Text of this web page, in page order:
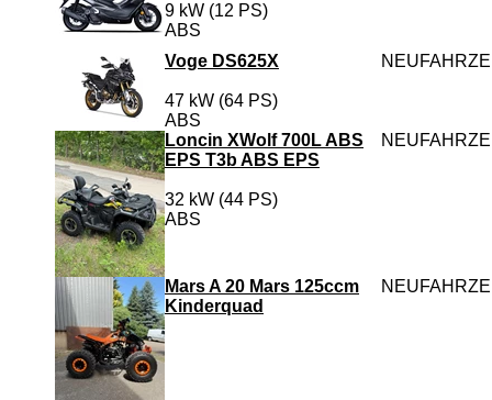
9 kW (12 PS)
ABS
Voge DS625X
47 kW (64 PS)
ABS
Loncin XWolf 700L ABS
EPS T3b ABS EPS
32 kW (44 PS)
ABS
Mars A 20 Mars 125ccm
Kinderquad